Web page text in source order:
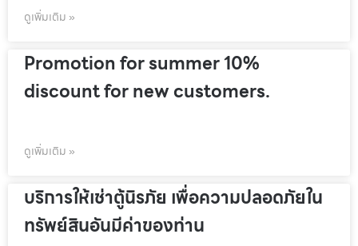
ดูเพิ่มเติม »
Promotion for summer 10%
discount for new customers.
ดูเพิ่มเติม »
บริการให้เช่าตู้นิรภัย เพื่อความปลอดภัยใน
ทรัพย์สินอันมีค่าของท่าน